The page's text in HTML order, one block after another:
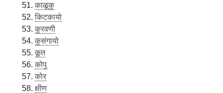
काळूकु
किटकायो
कुरवणी
कुसंगायो
कूत
कोपु
कोर
क्षीण